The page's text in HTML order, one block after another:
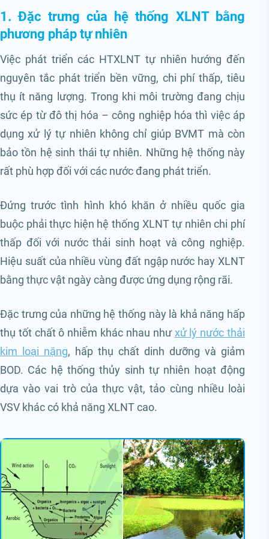
1. Đặc trưng của hệ thống XLNT bằng
phương pháp tự nhiên
Việc phát triển các HTXLNT tự nhiên hướng đến
nguyên tắc phát triển bền vững, chi phí thấp, tiêu
thụ ít năng lượng. Trong khi môi trường đang chịu
sức ép từ đô thị hóa – công nghiệp hóa thì việc áp
dụng xử lý tự nhiên không chỉ giúp BVMT mà còn
bảo tồn hệ sinh thái tự nhiên. Những hệ thống này
rất phù hợp đối với các nước đang phát triển.
Đứng trước tình hình khó khăn ở nhiều quốc gia
buộc phải thực hiện hệ thống XLNT tự nhiên chi phí
thấp đối với nước thải sinh hoạt và công nghiệp.
Hiệu suất của nhiều vùng đất ngập nước hay XLNT
bằng thực vật ngày càng được ứng dụng rộng rãi.
Đặc trưng của những hệ thống này là khả năng hấp
thụ tốt chất ô nhiễm khác nhau nhưxử lý nước thải
kim loại nặng, hấp thụ chất dinh dưỡng và giảm
BOD. Các hệ thống thủy sinh tự nhiên hoạt động
dựa vào vai trò của thực vật, tảo cùng nhiều loài
VSV khác có khả năng XLNT cao.